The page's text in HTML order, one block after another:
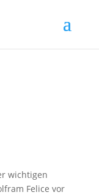
wichtigen
Felice vor